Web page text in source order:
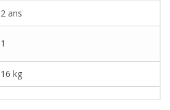
2 ans
1
16 kg